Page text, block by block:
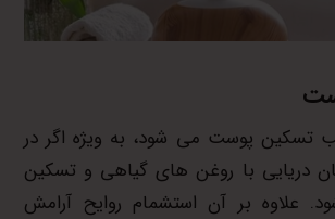
تسکین پوست می شود، به ویژه اگر در
دریایی با روغن های گیاهی و تسکین
علاوه بر آن استشمام روایح آرامش